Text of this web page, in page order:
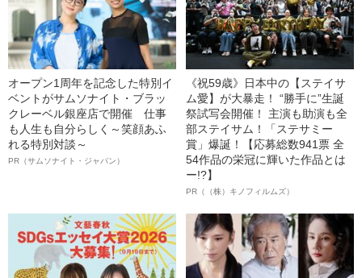
オープン1周年を記念した特別イ
ベントがサムソナイト・ブラッ
クレーベル銀座店で開催 仕事
も人生も自分らしく～笑顔あふ
れる特別対談～
PR（サムソナイト・ジャパン）
《祝59歳》日本中の【ステイサ
ム愛】が大暴走！ “勝手に”生誕
祭試写会開催！ 主演も助演も全
部ステイサム！「ステサミー
賞」爆誕！【応募総数941票 全
54作品の栄冠に輝いた作品とは
ー!?】
PR（（株）キノフィルムズ）